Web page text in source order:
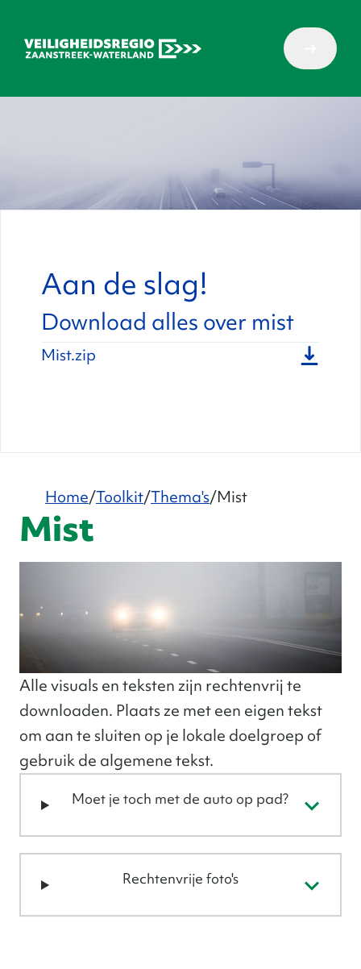
Aan de slag!
Download alles over mist
Mist.zip
Home Toolkit Thema's Mist
Mist
Alle visuals en teksten zijn rechtenvrij te
downloaden. Plaats ze met een eigen tekst
om aan te sluiten op je lokale doelgroep of
gebruik de algemene tekst.
Moet je toch met de auto op pad?
Rechtenvrije foto's